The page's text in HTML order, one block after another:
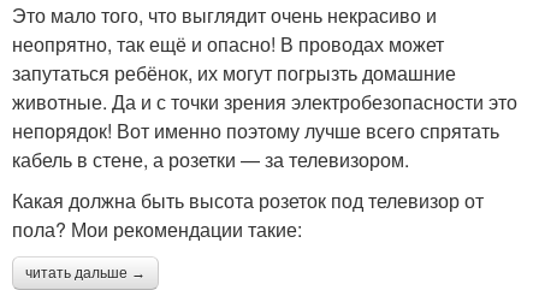
Это мало того, что выглядит очень некрасиво и
неопрятно, так ещё и опасно! В проводах может
запутаться ребёнок, их могут погрызть домашние
животные. Да и с точки зрения электробезопасности это
непорядок! Вот именно поэтому лучше всего спрятать
кабель в стене, а розетки — за телевизором.
Какая должна быть высота розеток под телевизор от
пола? Мои рекомендации такие:
читать дальше →